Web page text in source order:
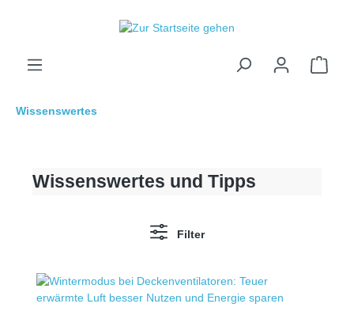
Wissenswertes
Wissenswertes und Tipps
Filter